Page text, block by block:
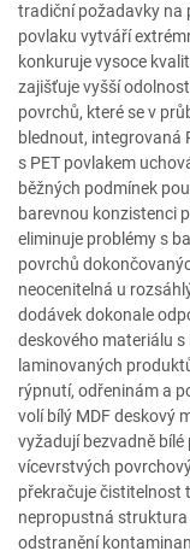
tradiční požadavky na
povlaku vytváří
konkuruje vysoce
zajišťuje vyšší
povrchů, které se v
blednout, integrovaná
s PET povlakem
běžných podmínek
barevnou konzistenci
eliminuje problémy s
povrchů
neocenitelná u
dodávek dokonale
deskového materiálu
laminovaných
rýpnutí, odřeninám a
volí bílý MDF deskový
vyžadují bezvadně
vícevrstvých
překračuje čistitelnost
nepropustná
odstranění